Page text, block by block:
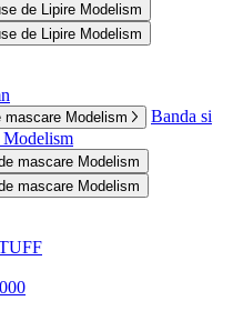
de Lipire Modelism
de Lipire Modelism
mascare Modelism
Banda si
Modelism
mascare Modelism
mascare Modelism